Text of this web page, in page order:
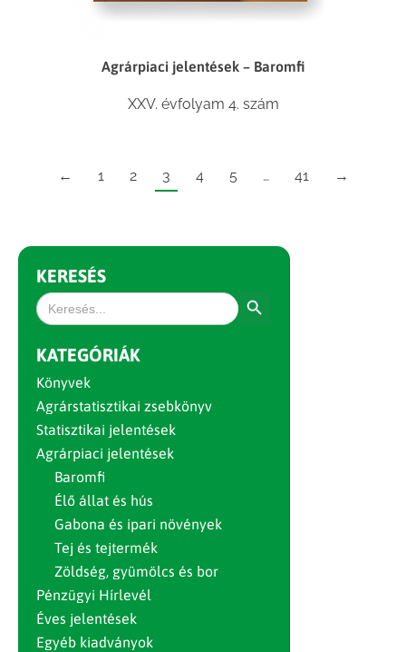
Agrárpiaci jelentések – Baromfi
XXV. évfolyam 4. szám
← 1 2 3 4 5 … 41 →
KERESÉS
Search
for:
KATEGÓRIÁK
Könyvek
Agrárstatisztikai zsebkönyv
Statisztikai jelentések
Agrárpiaci jelentések
Baromfi
Élő állat és hús
Gabona és ipari növények
Tej és tejtermék
Zöldség, gyümölcs és bor
Pénzügyi Hírlevél
Éves jelentések
Egyéb kiadványok